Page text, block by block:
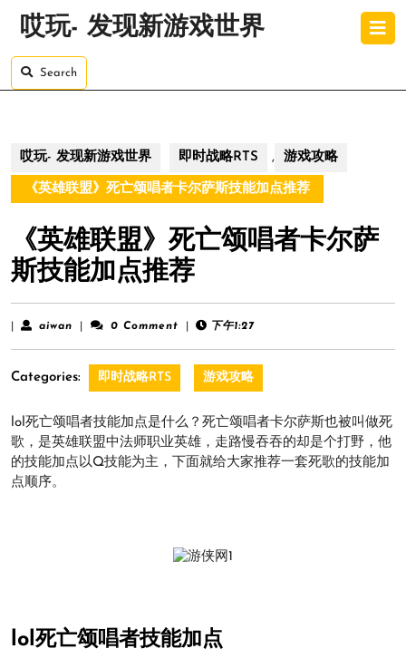
哎玩- 发现新游戏世界
Search
哎玩- 发现新游戏世界 即时战略RTS , 游戏攻略
《英雄联盟》死亡颂唱者卡尔萨斯技能加点推荐
《英雄联盟》死亡颂唱者卡尔萨
斯技能加点推荐
aiwan aiwan 0 Comment 下午1:27
Categories: 即时战略RTS 游戏攻略
lol死亡颂唱者技能加点是什么？死亡颂唱者卡尔萨斯也被叫做死
歌，是英雄联盟中法师职业英雄，走路慢吞吞的却是个打野，他
的技能加点以Q技能为主，下面就给大家推荐一套死歌的技能加
点顺序。
lol死亡颂唱者技能加点